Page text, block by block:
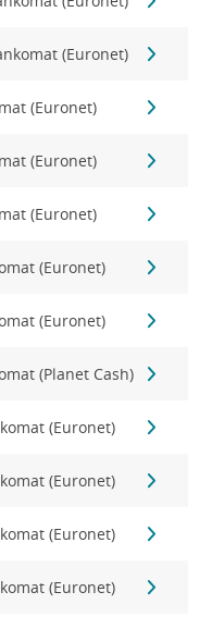
(Euronet)
(Euronet)
(Euronet)
(Euronet)
(Euronet)
(Euronet)
(Planet Cash)
(Euronet)
(Euronet)
(Euronet)
(Euronet)